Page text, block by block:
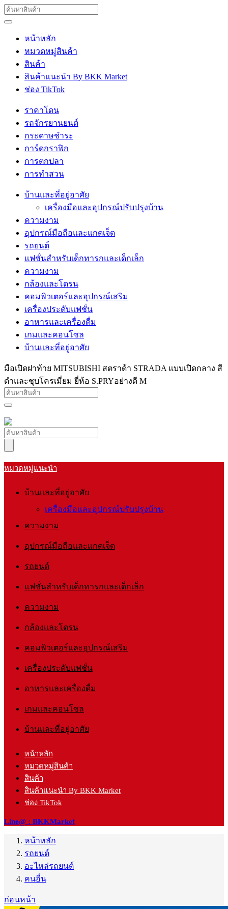
หน้าหลัก
หมวดหมู่สินค้า
สินค้า
สินค้าแนะนำ By BKK Market
ช่อง TikTok
ราคาโดน
รถจักรยานยนต์
กระดาษชำระ
การ์ดกราฟิก
การตกปลา
การทำสวน
บ้านและที่อยู่อาศัย
เครื่องมือและอุปกรณ์ปรับปรุงบ้าน
ความงาม
อุปกรณ์มือถือและแกดเจ็ต
รถยนต์
แฟชั่นสำหรับเด็กทารกและเด็กเล็ก
ความงาม
กล้องและโดรน
คอมพิวเตอร์และอุปกรณ์เสริม
เครื่องประดับแฟชั่น
อาหารและเครื่องดื่ม
เกมและคอนโซล
บ้านและที่อยู่อาศัย
มือเปิดฝาท้าย MITSUBISHI สตราด้า STRADA แบบเปิดกลาง สี
ดำและชุบโครเมี่ยม ยี่ห้อ S.PRYอย่างดี M
หมวดหมู่แนะนำ
บ้านและที่อยู่อาศัย
เครื่องมือและอุปกรณ์ปรับปรุงบ้าน
ความงาม
อุปกรณ์มือถือและแกดเจ็ต
รถยนต์
แฟชั่นสำหรับเด็กทารกและเด็กเล็ก
ความงาม
กล้องและโดรน
คอมพิวเตอร์และอุปกรณ์เสริม
เครื่องประดับแฟชั่น
อาหารและเครื่องดื่ม
เกมและคอนโซล
บ้านและที่อยู่อาศัย
หน้าหลัก
หมวดหมู่สินค้า
สินค้า
สินค้าแนะนำ By BKK Market
ช่อง TikTok
Line@ : BKKMarket
หน้าหลัก
รถยนต์
อะไหล่รถยนต์
คนอื่น
ก่อนหน้า